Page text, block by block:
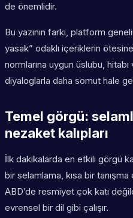
de önemlidir.
Bu yazının farkı, platform
yasak” odaklı içeriklerin
normlarına uygun üslubu, hitabı
diyaloglarla daha somut hale
Temel görgü:
nezaket kalıpları
İlk dakikalarda en etkili görgü
bir selamlama, kısa bir
ABD’de resmiyet çok katı
evrensel bir dil gibi çalışır.